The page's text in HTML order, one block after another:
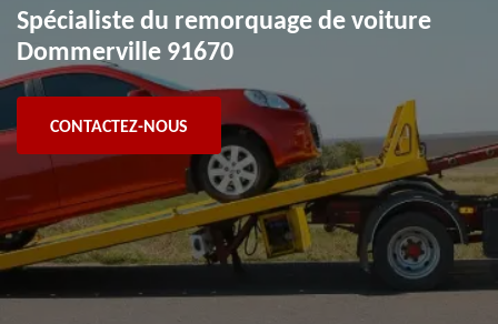
Spécialiste du remorquage de voiture
Dommerville 91670
CONTACTEZ-NOUS